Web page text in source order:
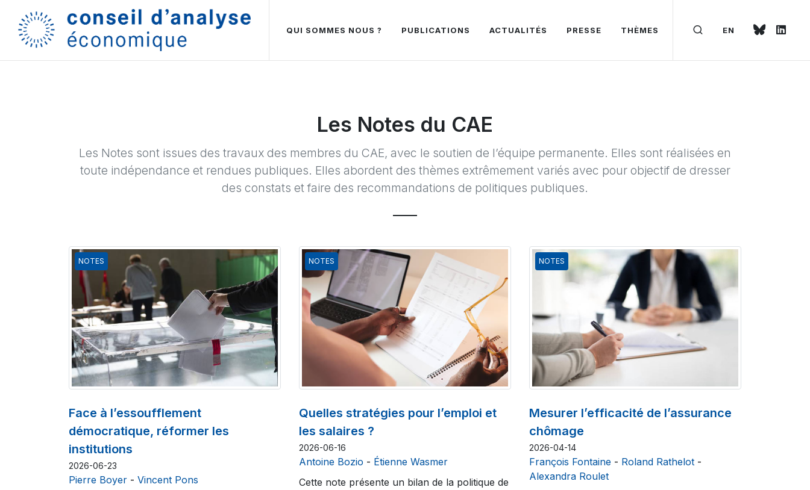
EN
QUI SOMMES NOUS ? PUBLICATIONS ACTUALITÉS PRESSE THÈMES
Les Notes du CAE
Les Notes sont issues des travaux des membres du CAE, avec le soutien de l’équipe permanente. Elles sont réalisées en
toute indépendance et rendues publiques. Elles abordent des thèmes extrêmement variés avec pour objectif de dresser
des constats et faire des recommandations de politiques publiques.
NOTES
Face à l’essoufflement
démocratique, réformer les
institutions
2026-06-23
Pierre Boyer - Vincent Pons
NOTES
Quelles stratégies pour l’emploi et
les salaires ?
2026-06-16
Antoine Bozio - Étienne Wasmer
Cette note présente un bilan de la politique de
NOTES
Mesurer l’efficacité de l’assurance
chômage
2026-04-14
François Fontaine - Roland Rathelot -
Alexandra Roulet